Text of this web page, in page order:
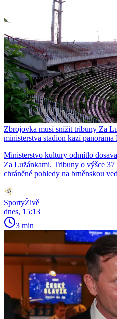
Zbrojovka musí snížit tribuny Za
ministerstva stadion kazí panorama
Ministerstvo kultury odmítlo
Za Lužánkami. Tribuny o výšce
chráněné pohledy na brněnskou
SportyŽivě
dnes, 15:13
3 min